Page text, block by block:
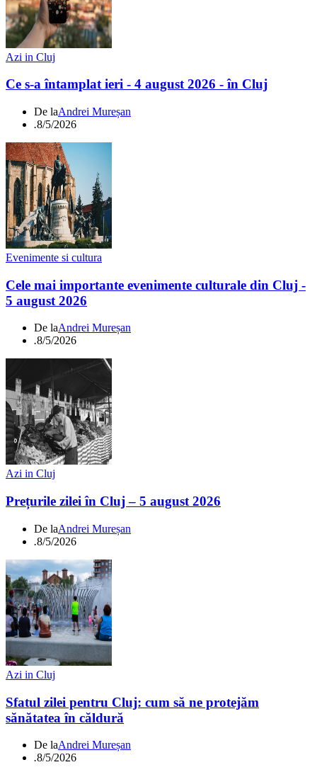
Azi in Cluj
Ce s-a întamplat ieri - 4 august 2026 - în Cluj
De laAndrei Mureșan
.8/5/2026
Evenimente si cultura
Cele mai importante evenimente culturale din Cluj -
5 august 2026
De laAndrei Mureșan
.8/5/2026
Azi in Cluj
Prețurile zilei în Cluj – 5 august 2026
De laAndrei Mureșan
.8/5/2026
Azi in Cluj
Sfatul zilei pentru Cluj: cum să ne protejăm
sănătatea în căldură
De laAndrei Mureșan
.8/5/2026